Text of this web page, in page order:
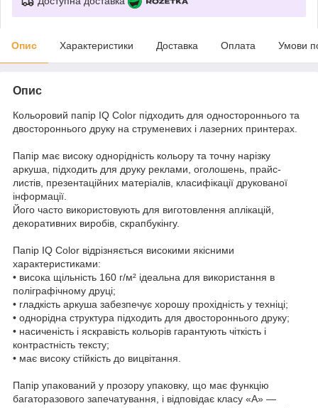
Опис Характеристики Доставка Оплата Умови
Опис
Кольоровий папір IQ Color підходить для одностороннього та
двостороннього друку на струменевих і лазерних принтерах.
Папір має високу однорідність кольору та точну нарізку
аркуша, підходить для друку реклами, оголошень, прайс-
листів, презентаційних матеріалів, класифікації друкованої
інформації.
Його часто використовують для виготовлення аплікацій,
декоративних виробів, скрапбукінгу.
Папір IQ Color відрізняється високими якісними
характеристиками:
• висока щільність 160 г/м² ідеальна для використання в
поліграфічному друці;
• гладкість аркуша забезпечує хорошу прохідність у техніці;
• однорідна структура підходить для двостороннього друку;
• насиченість і яскравість кольорів гарантують чіткість і
контрастність тексту;
• має високу стійкість до вицвітання.
Папір упакований у прозору упаковку, що має функцію
багаторазового запечатування, і відповідає класу «А» —